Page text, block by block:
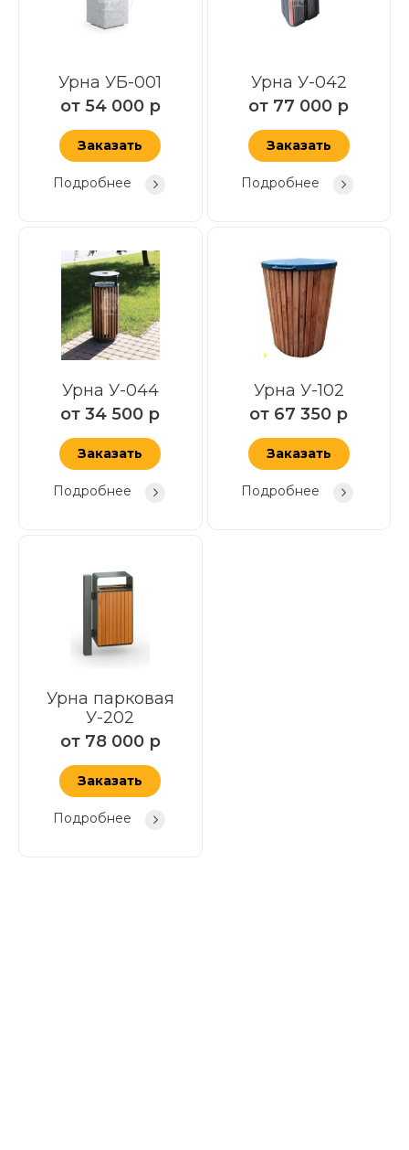
Урна УБ-001
от 54 000 р
Заказать
Подробнее
Урна У-042
от 77 000 р
Заказать
Подробнее
Урна У-044
от34 500 р
Заказать
Подробнее
Урна У-102
от 67 350 р
Заказать
Подробнее
Урна парковая
У-202
от 78 000 р
Заказать
Подробнее